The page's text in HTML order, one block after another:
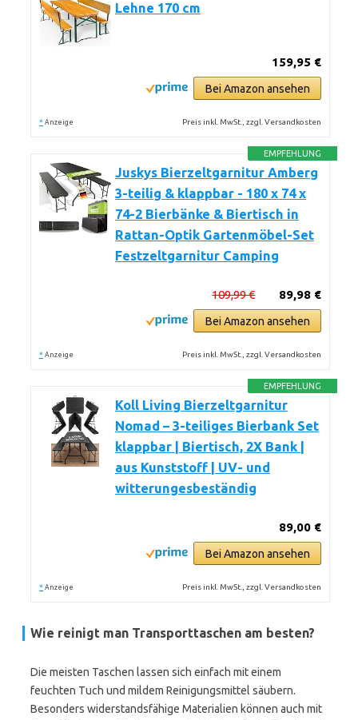
Lehne 170 cm
159,95 €
Bei Amazon ansehen
* Anzeige Preis inkl. MwSt., zzgl. Versandkosten
EMPFEHLUNG
Juskys Bierzeltgarnitur Amberg
3-teilig & klappbar - 180 x 74 x
74-2 Bierbänke & Biertisch in
Rattan-Optik Gartenmöbel-Set
Festzeltgarnitur Camping
89,98 €
109,99 €
Bei Amazon ansehen
* Anzeige Preis inkl. MwSt., zzgl. Versandkosten
EMPFEHLUNG
Koll Living Bierzeltgarnitur
Nomad – 3-teiliges Bierbank Set
klappbar | Biertisch, 2X Bank |
aus Kunststoff | UV- und
witterungesbeständig
89,00 €
Bei Amazon ansehen
* Anzeige Preis inkl. MwSt., zzgl. Versandkosten
Wie reinigt man Transporttaschen am besten?
Die meisten Taschen lassen sich einfach mit einem
feuchten Tuch und mildem Reinigungsmittel säubern.
Besonders widerstandsfähige Materialien können auch mit